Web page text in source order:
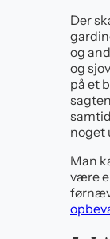
Der
og
og
på et
noget
Man
være